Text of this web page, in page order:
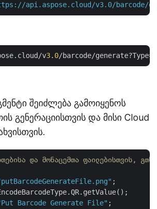
api.aspose.cloud/v3.0/barcode/
v3. 0/barcode/
შეიძლება გამოიყენოს
გენერაციისთვის და მისი Cloud
და მონაცემთა ფაილებისთვის,
Barcode Generate File"